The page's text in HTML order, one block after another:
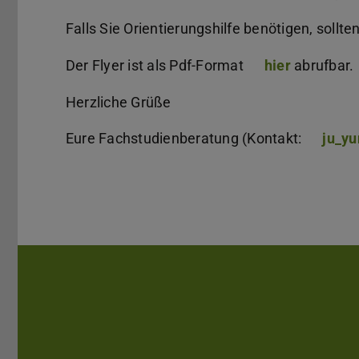
Falls Sie Orientierungshilfe benötigen,
Der Flyer ist als Pdf-Format hier(PDF file)
(opens in
abrufbar.
Herzliche Grüße
Eure Fachstudienberatung (Kontakt: